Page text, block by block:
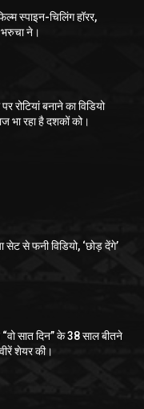
स्पाइन-चिलिंग हॉरर,
ने।
रोटियां बनाने का विडियो
भा रहा है दशकों को।
सेट से फनी विडियो, ‘छोड़ देंगे’
सात दिन” के 38 साल बीतने
शेयर की।